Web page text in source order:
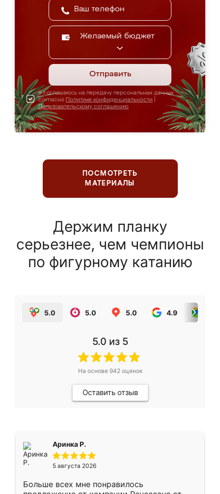
Желаемый бюджет
Отправить
Я соглашаюсь на передачу персональных данных
согласно Политике конфиденциальности
Пользовательскому соглашению
ПОСМОТРЕТЬ
МАТЕРИАЛЫ
Держим планку
серьезнее, чем чемпионы
по фигурному катанию
5.0 5.0 5.0 4.9
5.0 из 5
На основе 942оценок
Оставить отзыв
Аринка Р.
5 августа 2026
Больше всех мне понравилось